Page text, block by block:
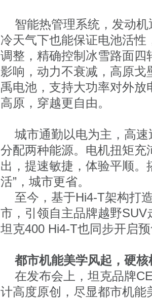
智能热管理系统，发动
冷天气下也能保证电池活
调整，精确控制冰雪路面
影响，动力不衰减，高原戈
禹电池，支持大功率对外
高原，穿越更自由。
城市通勤以电为主，高
分配两种能源。电机扭矩
出，提速敏捷，体验平顺。
活”，城市更省。
至今，基于Hi4-T架构打
市，引领自主品牌越野
坦克400 Hi4-T也同步开启
都市机能美学风起，硬
在发布会上，坦克品牌
计高度原创，尽显都市机